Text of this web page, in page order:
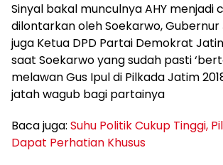
Sinyal bakal munculnya AHY menjadi
dilontarkan oleh Soekarwo,
juga Ketua DPD Partai Demokrat
saat Soekarwo yang sudah pasti
melawan Gus Ipul di Pilkada Jatim
jatah wagub bagi partainya
Baca juga: Suhu Politik Cukup Tinggi,
Dapat Perhatian Khusus